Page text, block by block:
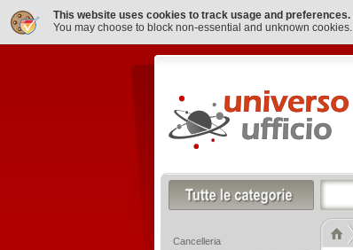
This website uses cookies to track usage and preferences.
You may choose to block non-essential and unknown cookies.
Cancelleria